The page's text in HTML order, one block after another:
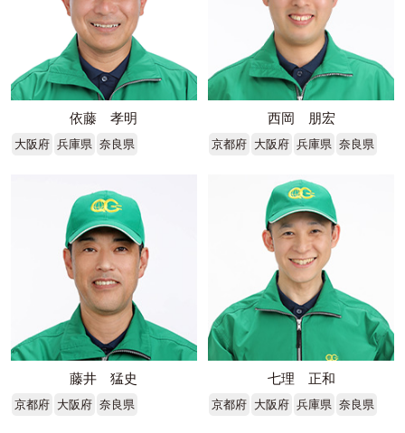
依藤 孝明
大阪府 兵庫県 奈良県
西岡 朋宏
京都府 大阪府 兵庫県 奈良県
藤井 猛史
京都府 大阪府 奈良県
七理 正和
京都府 大阪府 兵庫県 奈良県